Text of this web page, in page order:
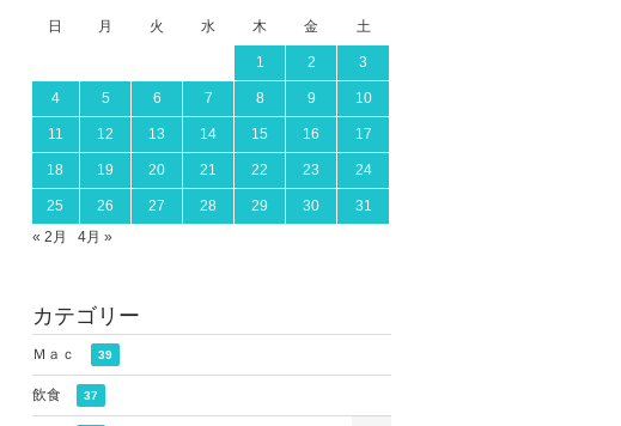
日 月 火 水 木 金 土
1 2 3
4 5 6 7 8 9 10
11 12 13 14 15 16 17
18 19 20 21 22 23 24
25 26 27 28 29 30
31
« 2月
4月 »
カテゴリー
Ｍａｃ 39
飲食 37